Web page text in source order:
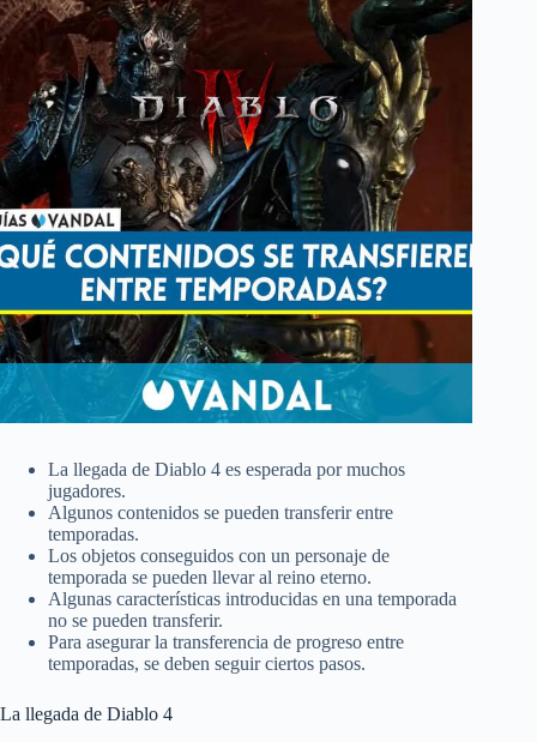
La llegada de Diablo 4 es esperada por muchos
jugadores.
Algunos contenidos se pueden transferir entre
temporadas.
Los objetos conseguidos con un personaje de
temporada se pueden llevar al reino eterno.
Algunas características introducidas en una temporada
no se pueden transferir.
Para asegurar la transferencia de progreso entre
temporadas, se deben seguir ciertos pasos.
La llegada de Diablo 4